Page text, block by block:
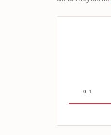
0–1